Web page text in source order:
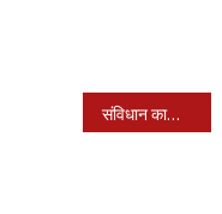
संविधान कार्यान्वयनका लागि सबै दल मिल्नुहोस: मन्त्री परिषद्का पूर्व अध्यक्ष रेग्मी